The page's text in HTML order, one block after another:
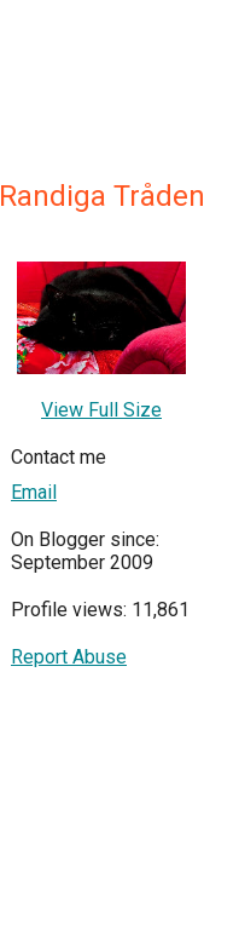
Randiga Tråden
View Full Size
Contact me
Email
On Blogger since:
September 2009
Profile views: 11,861
Report Abuse